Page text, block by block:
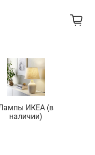
ИКЕА (в
наличии)